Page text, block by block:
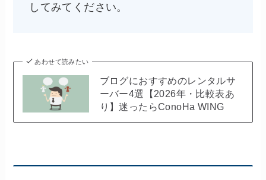
してみてください。
あわせて読みたい
ブログにおすすめのレンタルサ
ーバー4選【2026年・比較表あ
り】迷ったらConoHa WING